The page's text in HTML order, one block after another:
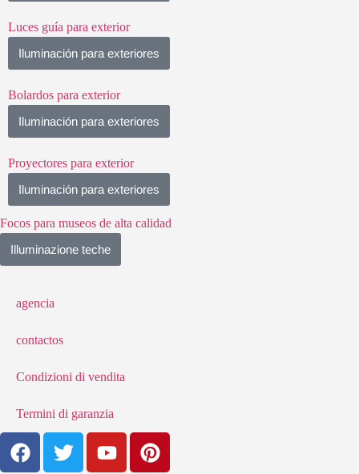
Luces guía para exterior
Iluminación para exteriores
Bolardos para exterior
Iluminación para exteriores
Proyectores para exterior
Iluminación para exteriores
Focos para museos de alta calidad
Illuminazione teche
agencia
contactos
Condizioni di vendita
Termini di garanzia